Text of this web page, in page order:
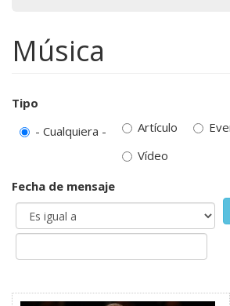
Música
Tipo
- Cualquiera -
Artículo
Vídeo
Fecha de mensaje